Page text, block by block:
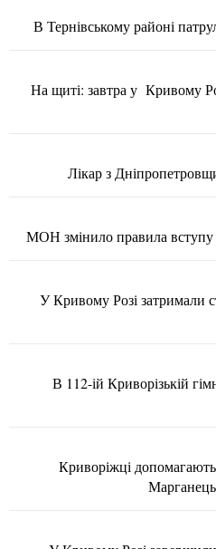
В Тернівському районі
На щиті: завтра у Кривому
Лікар з
МОН змінило правила вступу
У Кривому Розі затримали
В 112-ій Криворізькій
Криворіжці